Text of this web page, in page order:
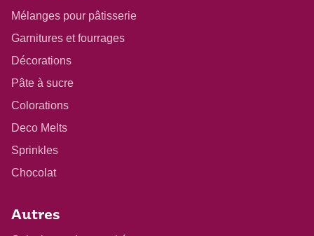
Mélanges pour pâtisserie
Garnitures et fourrages
Décorations
Pâte à sucre
Colorations
Deco Melts
Sprinkles
Chocolat
Autres